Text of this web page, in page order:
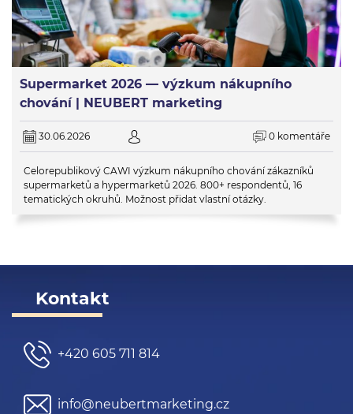
Supermarket 2026 — výzkum nákupního
chování | NEUBERT marketing
30.06.2026 0 komentáře
Celorepublikový CAWI výzkum nákupního chování zákazníků
supermarketů a hypermarketů 2026. 800+ respondentů, 16
tematických okruhů. Možnost přidat vlastní otázky.
Kontakt
+420 605 711 814
info@neubertmarketing.cz